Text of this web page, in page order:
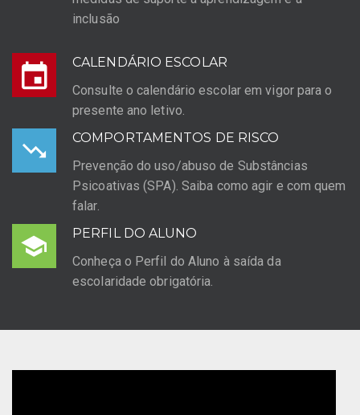
inclusão
CALENDÁRIO ESCOLAR
Consulte o calendário escolar em vigor para o
presente ano letivo.
COMPORTAMENTOS DE RISCO
Prevenção do uso/abuso de Substâncias
Psicoativas (SPA). Saiba como agir e com quem
falar.
PERFIL DO ALUNO
Conheça o Perfil do Aluno à saída da
escolaridade obrigatória.